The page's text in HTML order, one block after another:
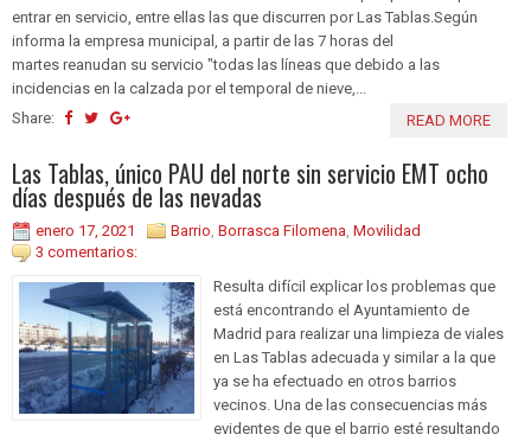
entrar en servicio, entre ellas las que discurren por Las Tablas.Según
informa la empresa municipal, a partir de las 7 horas del
martes reanudan su servicio "todas las líneas que debido a las
incidencias en la calzada por el temporal de nieve,...
Share:
READ MORE
Las Tablas, único PAU del norte sin servicio EMT ocho
días después de las nevadas
enero 17, 2021 Barrio Borrasca Filomena Movilidad
3 comentarios:
Resulta difícil explicar los problemas que
está encontrando el Ayuntamiento de
Madrid para realizar una limpieza de viales
en Las Tablas adecuada y similar a la que
ya se ha efectuado en otros barrios
vecinos. Una de las consecuencias más
evidentes de que el barrio esté resultando